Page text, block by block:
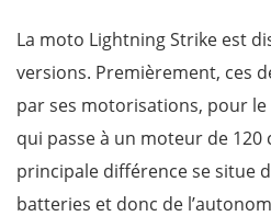
La moto Lightning Strike est
versions. Premièrement, ces
par ses motorisations, pour
qui passe à un moteur de 120
principale différence se situe
batteries et donc de